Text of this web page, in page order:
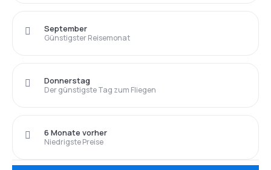
Günstigster Reisemonat
September
Der günstigste Tag zum Fliegen
Donnerstag
Niedrigste Preise
6 Monate vorher